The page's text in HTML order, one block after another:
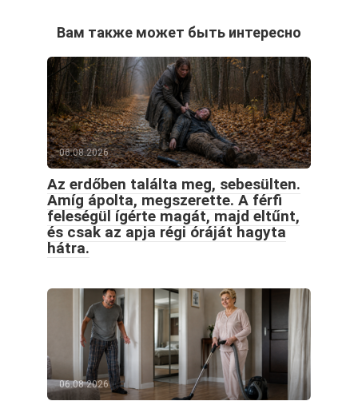
Вам также может быть интересно
06.08.2026
Az erdőben találta meg, sebesülten.
Amíg ápolta, megszerette. A férfi
feleségül ígérte magát, majd eltűnt,
és csak az apja régi óráját hagyta
hátra.
06.08.2026